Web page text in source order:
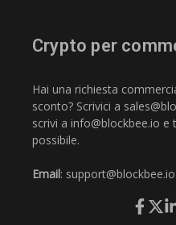
Crypto per
Hai una richiesta
sconto? Scrivici a
scrivi a info@blockbee.io e
possibile.
Email: support@blockbee.io